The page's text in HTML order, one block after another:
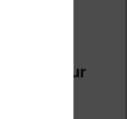
qui
sur